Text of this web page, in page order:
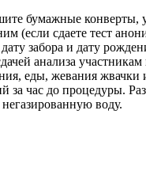
бумажные конверты,
(если сдаете тест
дату забора и дату
анализа
еды, жевания жвачки
за час до процедуры.
воду.